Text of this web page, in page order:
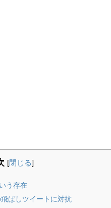
[閉じる]
う存在
ばしツイートに対抗